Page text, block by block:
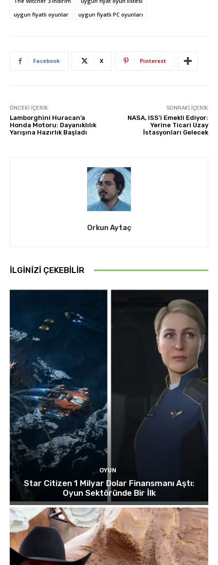
uygun fiyatlı oyunlar
uygun fiyatlı PC oyunları
Facebook X Pinterest
ÖNCEKI İÇERIK
Lamborghini Huracan’a
Honda Motoru: Dayanıklılık
Yarışına Hazırlık Başladı
SONRAKI İÇERIK
NASA, ISS’i Emekli Ediyor:
Yerine Ticari Uzay
İstasyonları Gelecek
Orkun Aytaç
İLGINIZI ÇEKEBILIR
OYUN
Star Citizen 1 Milyar Dolar Finansmanı Aştı:
Oyun Sektöründe Bir İlk